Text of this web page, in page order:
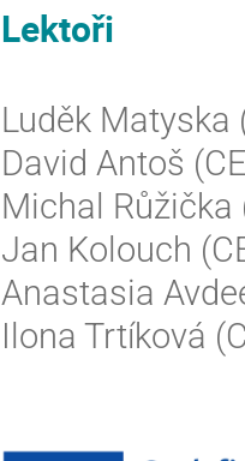
Lektoři
Luděk Matyska
David Antoš
Michal
Jan Kolouch
Anastasia
Ilona Trtíková